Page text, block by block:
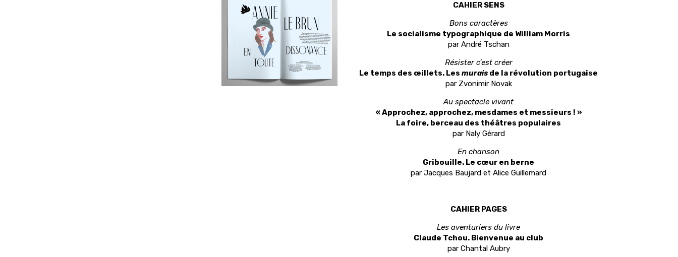
CAHIER SENS
Bons caractères
Le socialisme typographique de William Morris
par André Tschan
Résister c’est créer
Le temps des œillets. Les murais de la révolution portugaise
par Zvonimir Novak
Au spectacle vivant
« Approchez, approchez, mesdames et messieurs ! »
La foire, berceau des théâtres populaires
par Naly Gérard
En chanson
Gribouille. Le cœur en berne
par Jacques Baujard et Alice Guillemard
CAHIER PAGES
Les aventuriers du livre
Claude Tchou. Bienvenue au club
par Chantal Aubry